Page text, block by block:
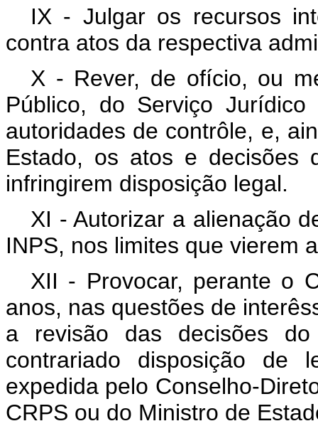
IX - Julgar os recursos
contra atos da respectiva
X - Rever, de ofício, ou
Público, do Serviço
autoridades de contrôle, e,
Estado, os atos e decisões
infringirem disposição legal.
XI - Autorizar a alienação
INPS, nos limites que vierem
XII - Provocar, perante o
anos, nas questões de
a revisão das decisões
contrariado disposição de
expedida pelo Conselho-
CRPS ou do Ministro de